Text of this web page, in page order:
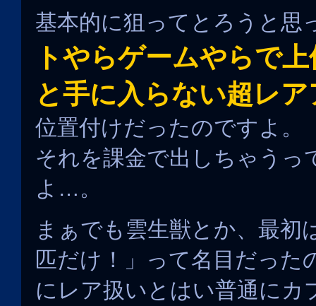
基本的に狙ってとろうと思
トやらゲームやらで
と手に入らない超レ
位置付けだったのですよ。
それを課金で出しちゃうっ
よ…。
まぁでも雲生獣とか、最初
匹だけ！」って名目だった
にレア扱いとはい普通にカ